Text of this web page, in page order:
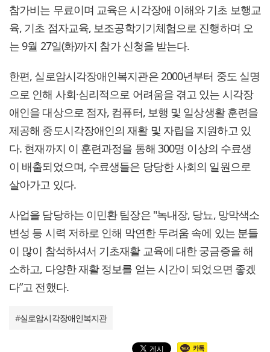
참가비는 무료이며 교육은 시각장애 이해와 기초 보행교
육, 기초 점자교육, 보조공학기기체험으로 진행하며 오
는 9월 27일(화)까지 참가 신청을 받는다.
한편, 실로암시각장애인복지관은 2000년부터 중도 실명
으로 인해 사회·심리적으로 어려움을 겪고 있는 시각장
애인을 대상으로 점자, 컴퓨터, 보행 및 일상생활 훈련을
제공해 중도시각장애인의 재활 및 자립을 지원하고 있
다. 현재까지 이 훈련과정을 통해 300명 이상의 수료생
이 배출되었으며, 수료생들은 당당한 사회의 일원으로
살아가고 있다.
사업을 담당하는 이민환 팀장은 "녹내장, 당뇨, 망막색소
변성 등 시력 저하로 인해 막연한 두려움 속에 있는 분들
이 많이 참석하셔서 기초재활 교육에 대한 궁금증을 해
소하고, 다양한 재활 정보를 얻는 시간이 되었으면 좋겠
다”고 전했다.
#실로암시각장애인복지관